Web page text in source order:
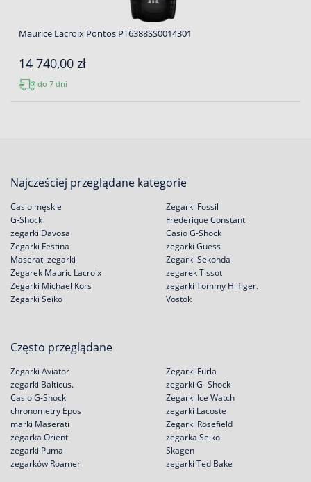
Maurice Lacroix Pontos PT6388SS0014301
14 740,00 zł
do 7 dni
Najcześciej przeglądane kategorie
Casio męskie
G-Shock
zegarki Davosa
Zegarki Festina
Zegarki Fossil
Frederique Constant
Casio G-Shock
zegarki Guess
Maserati zegarki
Zegarek Mauric Lacroix
Zegarki Michael Kors
Zegarki Seiko
Zegarki Sekonda
zegarek Tissot
zegarki Tommy Hilfiger.
Vostok
Często przeglądane
Zegarki Aviator
zegarki Balticus.
Casio G-Shock
chronometry Epos
Zegarki Furla
zegarki G- Shock
Zegarki Ice Watch
zegarki Lacoste
marki Maserati
zegarka Orient
zegarki Puma
zegarków Roamer
Zegarki Rosefield
zegarka Seiko
Skagen
zegarki Ted Bake